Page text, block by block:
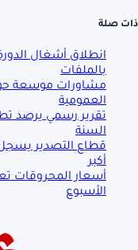
ذات صلة
انطلاق أشغال
بالملفات
مشاورات موسعة
العمومية
تقرير رسمي يرصد
السنة
قطاع التصدير يسجل
أكبر
أسعار المحروقات
الأسبوع